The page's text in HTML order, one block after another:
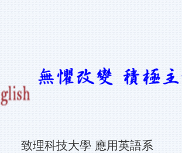
致理科技大學 應用英語系